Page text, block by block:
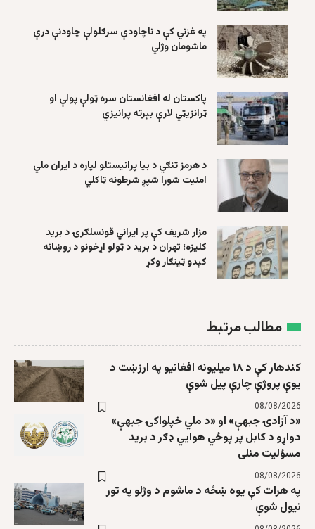
په غزني کې د ناچاودې سرګلولې چاودنې درې
ماشومان وژلي
پاکستان له افغانستان سره ټولې پولې او
ټرانزیټي لارې بېرته پرانیزي
د هرمز تنګي د بیا پرانیستلو لپاره د ایران ملي
امنیت شورا شپږ شرطونه ټاکلي
مزار شریف کې پر ایراني قونسلګرۍ د برید
کلیزه؛ تهران د برید د ټولو اړخونو د روښانه
کېدو ټینګار وکړ
مطالب مرتبط
کندهار کې د ۱۸ میلیونه افغانیو په ارزښت د
یوې پروژې چارې پیل شوې
08/08/2026
«د آزادۍ جبهې» او «د ملي خپلواکۍ جبهې»
دواړو د کابل پر پوځي هوايي ډګر د برید
مسؤلیت منلی
08/08/2026
په هرات کې یوه ښځه د ماشوم د وژلو په تور
نیول شوې